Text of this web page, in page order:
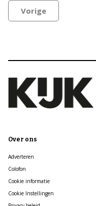
Vorige
Over ons
Adverteren
Colofon
Cookie informatie
Cookie Instellingen